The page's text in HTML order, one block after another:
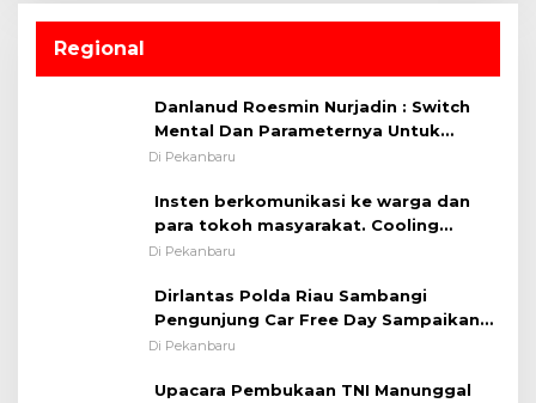
Regional
Danlanud Roesmin Nurjadin : Switch
Mental Dan Parameternya Untuk
Melaksanakan ✈
Di Pekanbaru
Insten berkomunikasi ke warga dan
para tokoh masyarakat. Cooling
System OMP LK ²024 Polsek Rumbai,
Pentingnya Memelihara dan Menjaga
Situasi Kondusif
Di Pekanbaru
Dirlantas Polda Riau Sambangi
Pengunjung Car Free Day Sampaikan
Pesan Edukasi Kamtibmas &
Di Pekanbaru
Upacara Pembukaan TNI Manunggal